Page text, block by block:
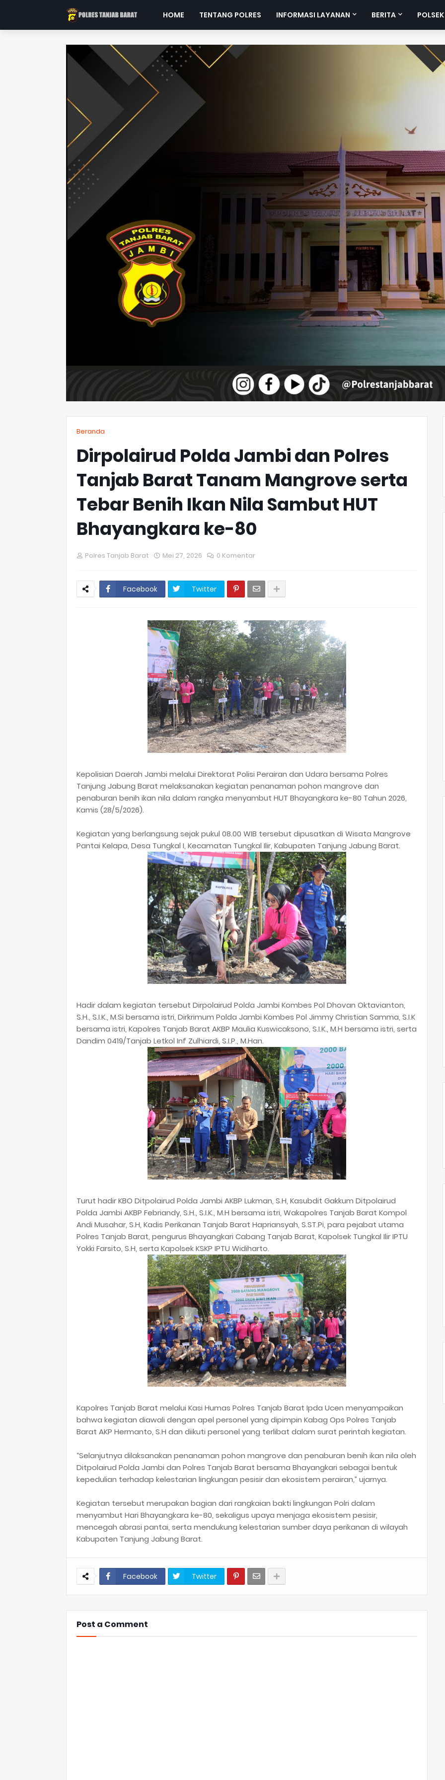
HOME TENTANG POLRES INFORMASI LAYANAN BERITA
Beranda
Dirpolairud Polda Jambi dan Polres
Tanjab Barat Tanam Mangrove serta
Tebar Benih Ikan Nila Sambut HUT
Bhayangkara ke-80
Polres Tanjab Barat Mei 27, 2026 0 Komentar
Facebook Twitter
Kepolisian Daerah Jambi melalui Direktorat Polisi Perairan dan Udara bersama Polres
Tanjung Jabung Barat melaksanakan kegiatan penanaman pohon mangrove dan
penaburan benih ikan nila dalam rangka menyambut HUT Bhayangkara ke-80 Tahun 2026,
Kamis (28/5/2026).
Kegiatan yang berlangsung sejak pukul 08.00 WIB tersebut dipusatkan di Wisata Mangrove
Pantai Kelapa, Desa Tungkal I, Kecamatan Tungkal Ilir, Kabupaten Tanjung Jabung Barat.
Hadir dalam kegiatan tersebut Dirpolairud Polda Jambi Kombes Pol Dhovan Oktavianton,
S.H., S.I.K., M.Si bersama istri, Dirkrimum Polda Jambi Kombes Pol Jimmy Christian Samma, S.I.K
bersama istri, Kapolres Tanjab Barat AKBP Maulia Kuswicaksono, S.I.K., M.H bersama istri, serta
Dandim 0419/Tanjab Letkol Inf Zulhiardi, S.I.P., M.Han.
Turut hadir KBO Ditpolairud Polda Jambi AKBP Lukman, S.H, Kasubdit Gakkum Ditpolairud
Polda Jambi AKBP Febriandy, S.H., S.I.K., M.H bersama istri, Wakapolres Tanjab Barat Kompol
Andi Musahar, S.H, Kadis Perikanan Tanjab Barat Hapriansyah, S.ST.Pi, para pejabat utama
Polres Tanjab Barat, pengurus Bhayangkari Cabang Tanjab Barat, Kapolsek Tungkal Ilir IPTU
Yokki Farsito, S.H, serta Kapolsek KSKP IPTU Widiharto.
Kapolres Tanjab Barat melalui Kasi Humas Polres Tanjab Barat Ipda Ucen menyampaikan
bahwa kegiatan diawali dengan apel personel yang dipimpin Kabag Ops Polres Tanjab
Barat AKP Hermanto, S.H dan diikuti personel yang terlibat dalam surat perintah kegiatan.
“Selanjutnya dilaksanakan penanaman pohon mangrove dan penaburan benih ikan nila oleh
Ditpolairud Polda Jambi dan Polres Tanjab Barat bersama Bhayangkari sebagai bentuk
kepedulian terhadap kelestarian lingkungan pesisir dan ekosistem perairan,” ujarnya.
Kegiatan tersebut merupakan bagian dari rangkaian bakti lingkungan Polri dalam
menyambut Hari Bhayangkara ke-80, sekaligus upaya menjaga ekosistem pesisir,
mencegah abrasi pantai, serta mendukung kelestarian sumber daya perikanan di wilayah
Kabupaten Tanjung Jabung Barat.
Facebook Twitter
Post a Comment